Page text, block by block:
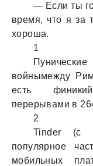
— Если ты
время, что я за
хороша.
1
войнымежду
есть
перерывами в
2
Tinder (с
популярное
мобильных